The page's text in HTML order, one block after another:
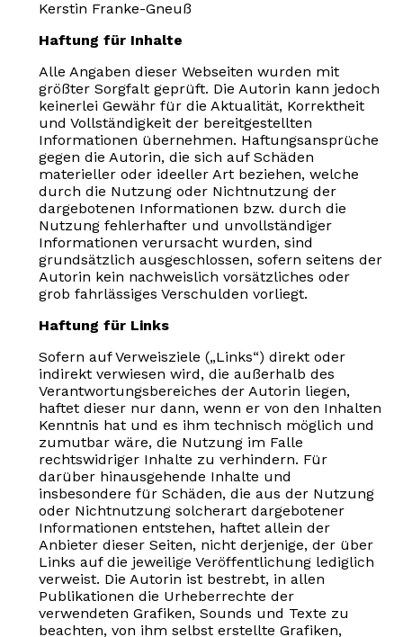
Kerstin Franke-Gneuß
Haftung für Inhalte
Alle Angaben dieser Webseiten wurden mit
größter Sorgfalt geprüft. Die Autorin kann jedoch
keinerlei Gewähr für die Aktualität, Korrektheit
und Vollständigkeit der bereitgestellten
Informationen übernehmen. Haftungsansprüche
gegen die Autorin, die sich auf Schäden
materieller oder ideeller Art beziehen, welche
durch die Nutzung oder Nichtnutzung der
dargebotenen Informationen bzw. durch die
Nutzung fehlerhafter und unvollständiger
Informationen verursacht wurden, sind
grundsätzlich ausgeschlossen, sofern seitens der
Autorin kein nachweislich vorsätzliches oder
grob fahrlässiges Verschulden vorliegt.
Haftung für Links
Sofern auf Verweisziele („Links“) direkt oder
indirekt verwiesen wird, die außerhalb des
Verantwortungsbereiches der Autorin liegen,
haftet dieser nur dann, wenn er von den Inhalten
Kenntnis hat und es ihm technisch möglich und
zumutbar wäre, die Nutzung im Falle
rechtswidriger Inhalte zu verhindern. Für
darüber hinausgehende Inhalte und
insbesondere für Schäden, die aus der Nutzung
oder Nichtnutzung solcherart dargebotener
Informationen entstehen, haftet allein der
Anbieter dieser Seiten, nicht derjenige, der über
Links auf die jeweilige Veröffentlichung lediglich
verweist. Die Autorin ist bestrebt, in allen
Publikationen die Urheberrechte der
verwendeten Grafiken, Sounds und Texte zu
beachten, von ihm selbst erstellte Grafiken,